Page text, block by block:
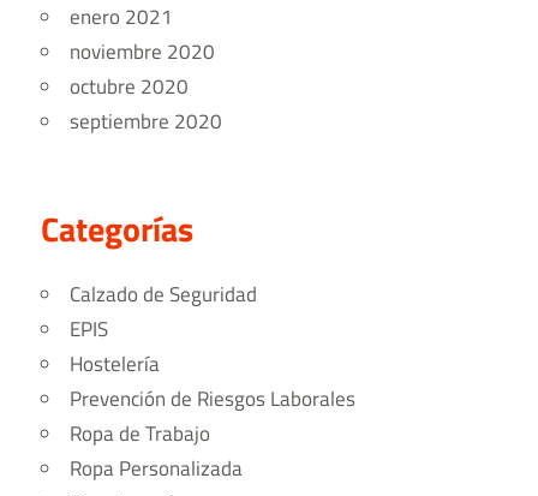
enero 2021
noviembre 2020
octubre 2020
septiembre 2020
Categorías
Calzado de Seguridad
EPIS
Hostelería
Prevención de Riesgos Laborales
Ropa de Trabajo
Ropa Personalizada